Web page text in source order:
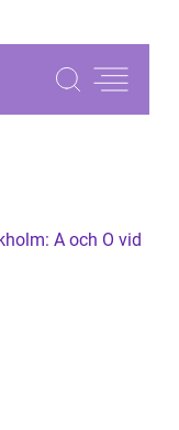
A och O vid